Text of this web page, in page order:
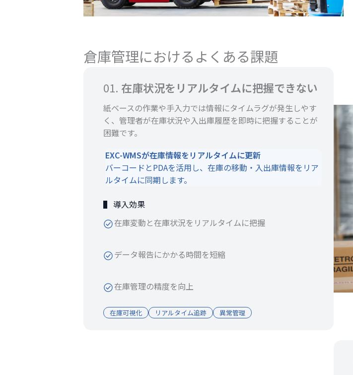
倉庫管理におけるよくある課題
01. 在庫状況をリアルタイムに把握できない
紙ベースの作業や手入力では情報にタイムラグが発生しやす
く、管理者が在庫状況や入出庫履歴を即時に把握することが
困難です。
EXC-WMSが在庫情報をリアルタイムに更新
バーコードとPDAを活用し、在庫の移動・入出庫情報をリア
ルタイムに同期します。
▌ 導入効果
在庫変動と在庫状況をリアルタイムに把握
データ報告にかかる時間を短縮
在庫管理の精度を向上
在庫可視化 リアルタイム追跡 異常管理